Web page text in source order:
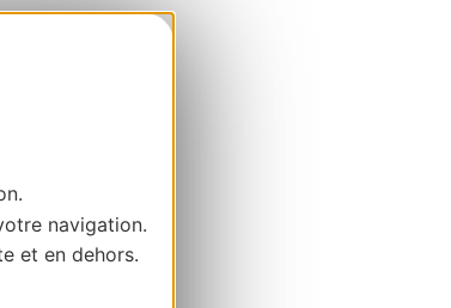
navigation.
et en dehors.